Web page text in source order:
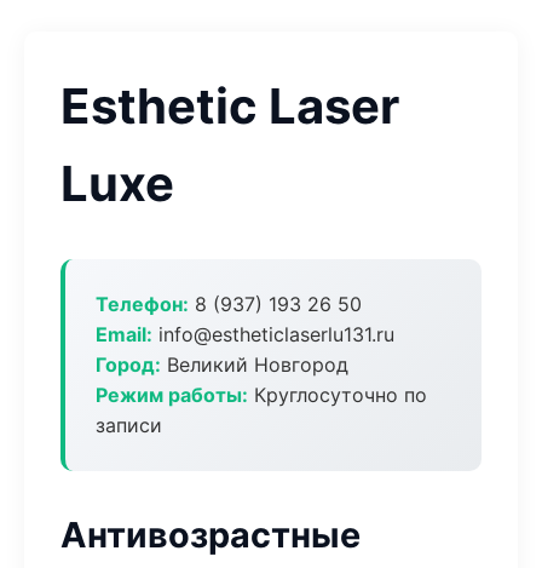
Esthetic Laser
Luxe
Телефон: 8 (937) 193 26 50
Email: info@estheticlaserlu131.ru
Город: Великий Новгород
Режим работы: Круглосуточно по
записи
Антивозрастные